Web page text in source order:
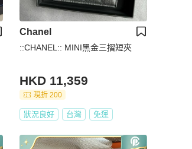
Chanel
::CHANEL:: MINI黑金三摺短夾
HKD 11,359
現折 200
狀況良好 台灣 免運